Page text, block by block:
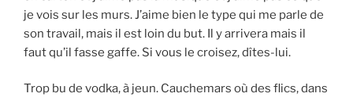
je vois sur les murs. J’aime bien le type qui me parle de
son travail, mais il est loin du but. Il y arrivera mais il
faut qu’il fasse gaffe. Si vous le croisez, dîtes-lui.
Trop bu de vodka, à jeun. Cauchemars où des flics, dans